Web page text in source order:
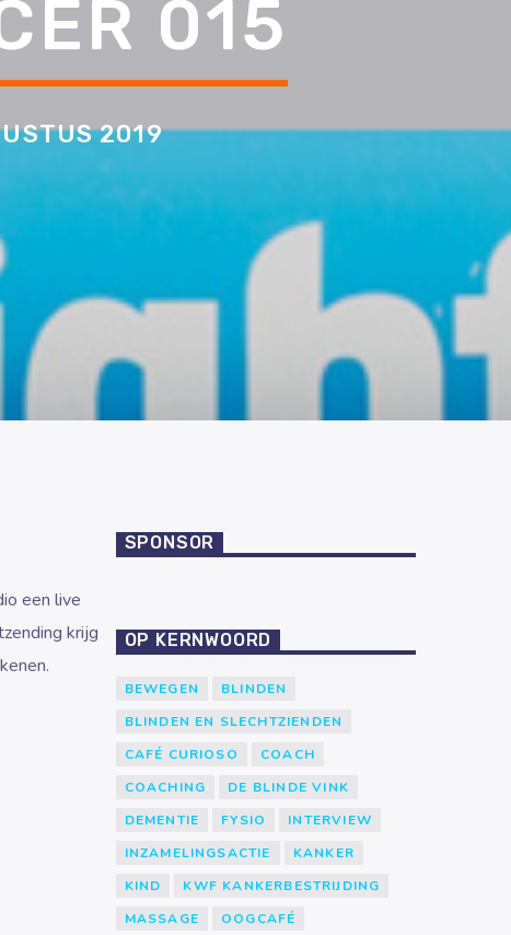
015
2019
een live
krijg
SPONSOR
OP KERNWOORD
BEWEGEN
BLINDEN
BLINDEN EN SLECHTZIENDEN
CAFÉ CURIOSO
COACH
COACHING
DE BLINDE VINK
DEMENTIE
FYSIO
INTERVIEW
INZAMELINGSACTIE
KANKER
KIND
KWF KANKERBESTRIJDING
MASSAGE
OOGCAFÉ